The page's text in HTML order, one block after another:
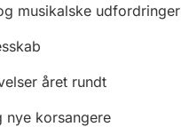
musikalske udfordringer
året rundt
nye korsangere